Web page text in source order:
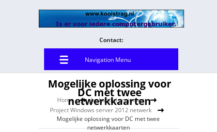
Contact:
Navigation Menu
Home
(vakantie) projecten
Project Windows server 2012 netwerk
Mogelijke oplossing voor DC met twee
netwerkkaarten
Mogelijke oplossing voor
DC met twee
netwerkkaarten